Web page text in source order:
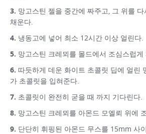
망고스틴 젤을 중간에 짜주고, 그 위를
채운다.
냉동고에 넣어 최소 12시간 이상 얼린다.
망고스틴 크레뫼를 몰드에서 조심스럽게
따듯하게 데운 화이트 초콜릿 딥에 얼린
가 초콜릿을 입혀준다.
초콜릿이 완전히 굳을 때 까지 기다린다.
망고스틴 크레뫼를 아몬드 모엘뢰 위에
단단히 휘핑된 아몬드 무스를 15mm 사